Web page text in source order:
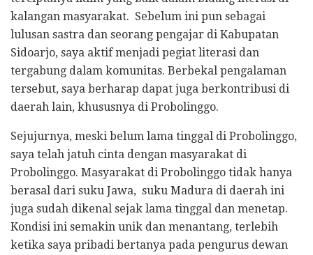
kalangan masyarakat. Sebelum ini pun sebagai
lulusan sastra dan seorang pengajar di Kabupatan
Sidoarjo, saya aktif menjadi pegiat literasi dan
tergabung dalam komunitas. Berbekal pengalaman
tersebut, saya berharap dapat juga berkontribusi di
daerah lain, khususnya di Probolinggo.
Sejujurnya, meski belum lama tinggal di Probolinggo,
saya telah jatuh cinta dengan masyarakat di
Probolinggo. Masyarakat di Probolinggo tidak hanya
berasal dari suku Jawa, suku Madura di daerah ini
juga sudah dikenal sejak lama tinggal dan menetap.
Kondisi ini semakin unik dan menantang, terlebih
ketika saya pribadi bertanya pada pengurus dewan